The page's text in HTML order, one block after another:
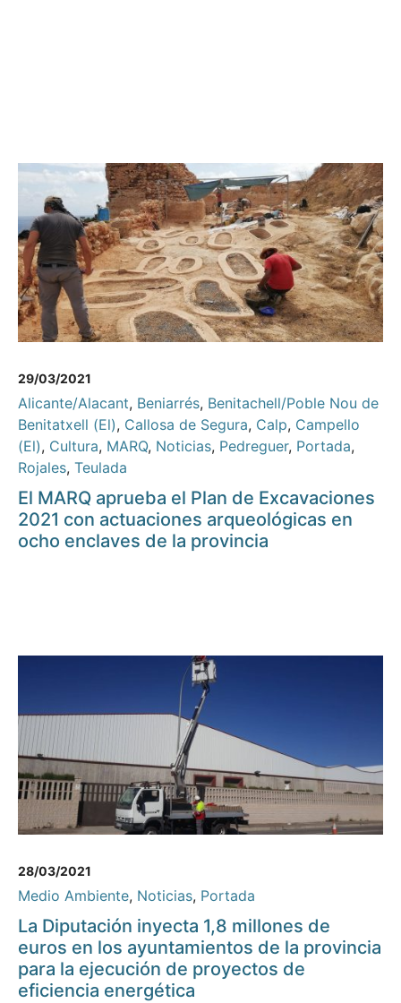
29/03/2021
Alicante/Alacant, Beniarrés, Benitachell/Poble Nou de
Benitatxell (El), Callosa de Segura, Calp, Campello
(El), Cultura, MARQ, Noticias, Pedreguer, Portada,
Rojales, Teulada
El MARQ aprueba el Plan de Excavaciones
2021 con actuaciones arqueológicas en
ocho enclaves de la provincia
28/03/2021
Medio Ambiente, Noticias, Portada
La Diputación inyecta 1,8 millones de
euros en los ayuntamientos de la provincia
para la ejecución de proyectos de
eficiencia energética